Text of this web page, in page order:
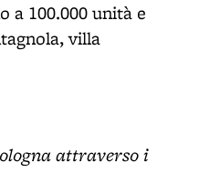
a 100.000 unità e
villa
attraverso i